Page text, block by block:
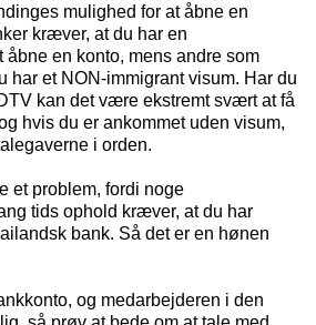
mulighed for at åbne en
kræver, at du har en
en konto, mens andre som
har et NON-immigrant visum. Har du
kan det være ekstremt svært at få
hvis du er ankommet uden visum,
i orden.
et problem, fordi noge
tids ophold kræver, at du har
bank. Så det er en hønen
og medarbejderen i den